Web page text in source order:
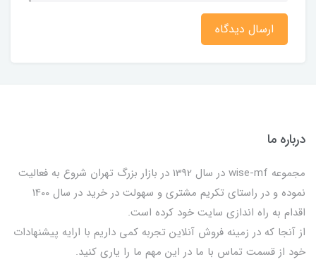
ارسال دیدگاه
درباره ما
مجموعه wise-mf در سال 1392 در بازار بزرگ تهران شروع به فعالیت
نموده و در راستای تکریم مشتری و سهولت در خرید در سال 1400
اقدام به راه اندازی سایت خود کرده است.
از آنجا که در زمینه فروش آنلاین تجربه کمی داریم با ارایه پیشنهادات
خود از قسمت تماس با ما در این مهم ما را یاری کنید.